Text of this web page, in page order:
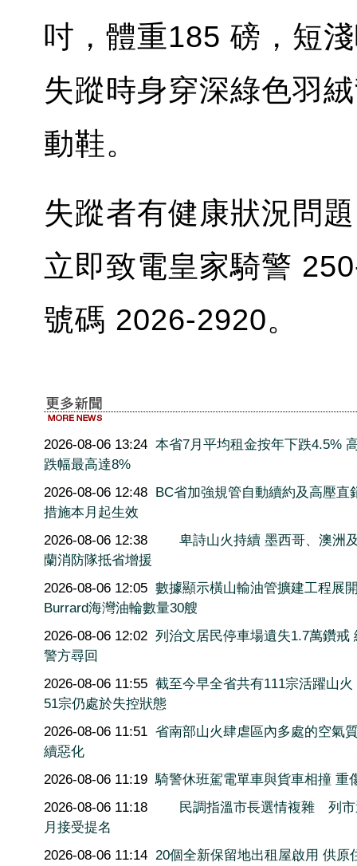
吋，體重185 磅，短
失蹤時身穿深綠色羽
動鞋。
失蹤者有健康狀況問
立即致電皇家騎警
號碼 2026-2920。
2026-08-06 13:24 本省7月平均租金按年下跌4.5%
跌幅最高達8%
2026-08-06 12:48 BC省加強規管自動續約及高壓直
措施本月起生效
2026-08-06 12:38
卑詩山火持續 墨西哥、澳洲
蘭消防隊抵省增援
2026-08-06 12:05 數據顯示橫山輸油管擴建工程展
Burrard海灣油輪數量30艘
2026-08-06 12:02 列治文居民停車場遺失1.7萬鑽戒
警方尋回
2026-08-06 11:55 截至今早全省共有111宗活躍山火
51宗仍處於失控狀態
2026-08-06 11:51 省南部山火肆虐區內多處的空氣
續惡化
2026-08-06 11:19 騎警休班駕電單車與貨車相撞 重
2026-08-06 11:18
民調指溫市長選情複雜 列
月接受提名
2026-08-06 11:14 20個全新保留地出租屋啟用 供原